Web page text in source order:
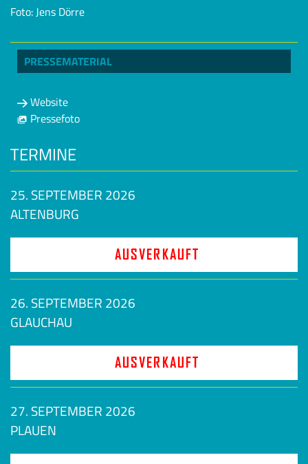
Foto: Jens Dörre
PRESSEMATERIAL
Website
Pressefoto
TERMINE
25. SEPTEMBER 2026
ALTENBURG
AUSVERKAUFT
26. SEPTEMBER 2026
GLAUCHAU
AUSVERKAUFT
27. SEPTEMBER 2026
PLAUEN